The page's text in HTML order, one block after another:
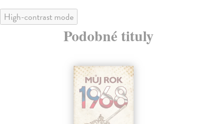
High-contrast mode
Podobné tituly